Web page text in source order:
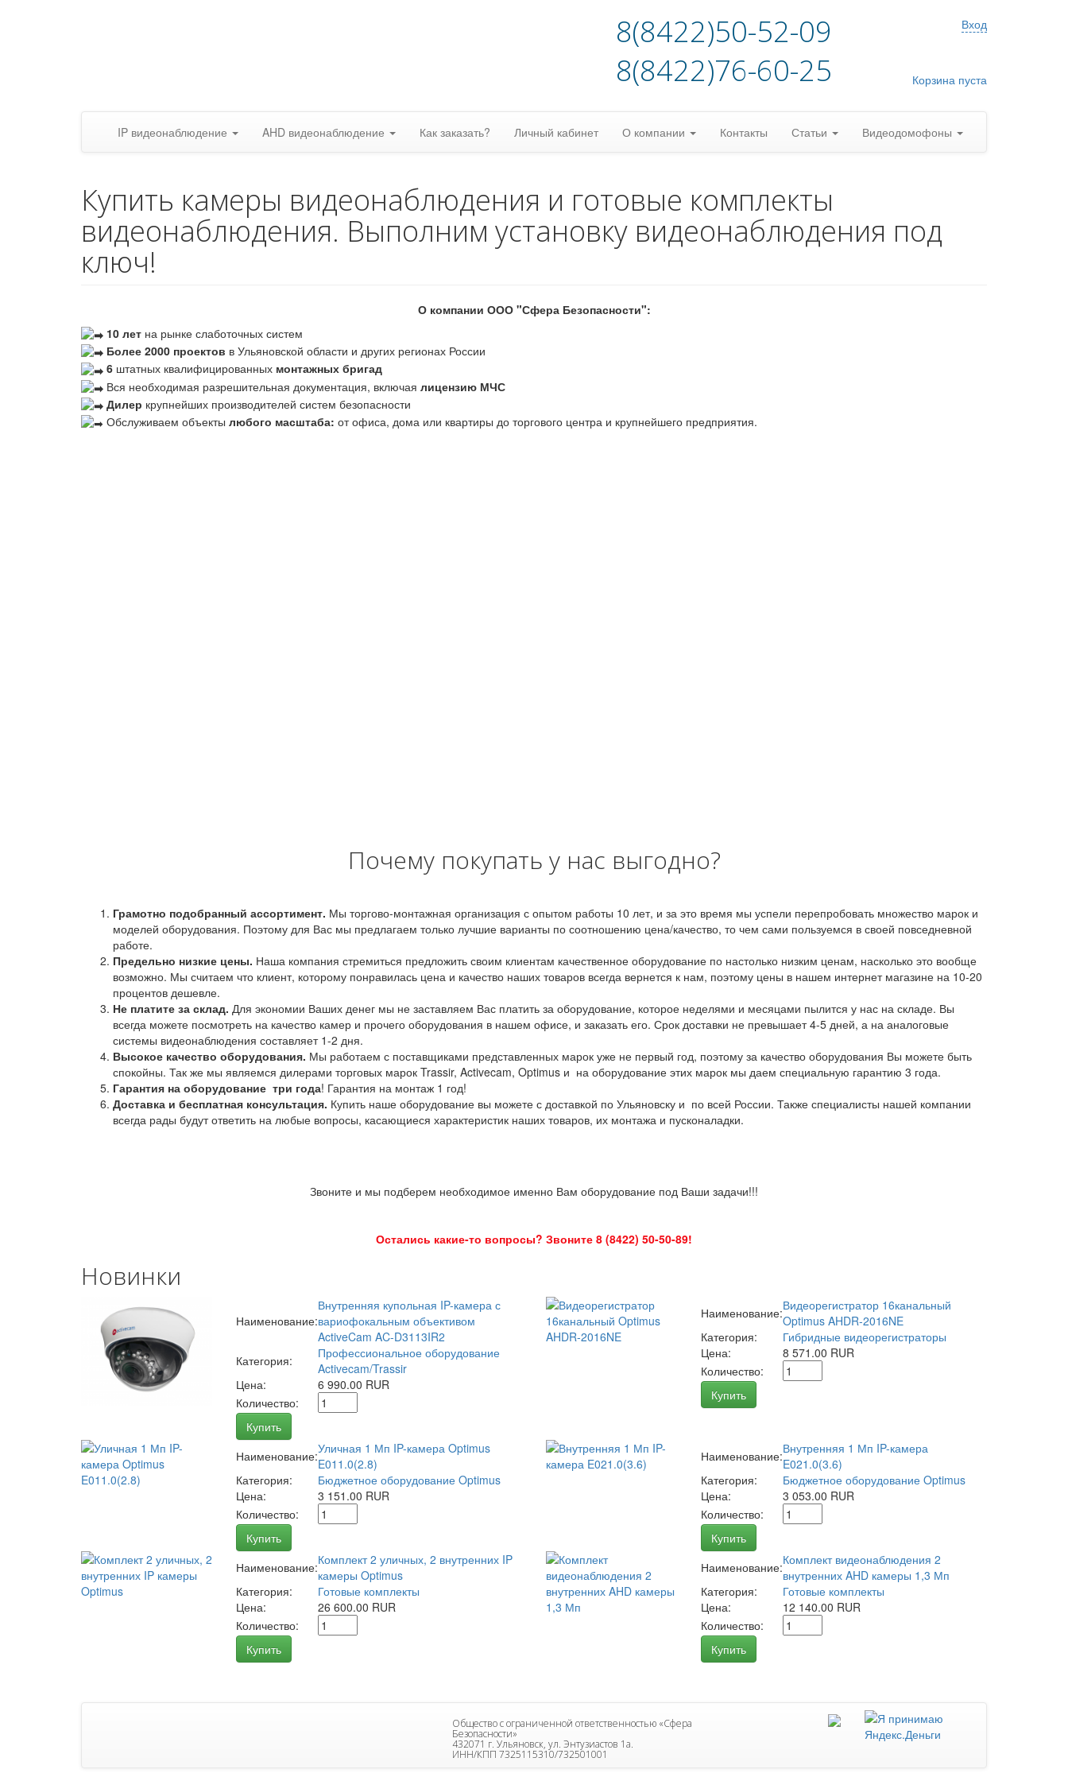
8(8422)50-52-09
8(8422)76-60-25
Вход
Корзина пуста
IP видеонаблюдение AHD видеонаблюдение Как заказать? Личный кабинет О компании Контакты Статьи Видеодомофоны
Купить камеры видеонаблюдения и готовые комплекты
видеонаблюдения. Выполним установку видеонаблюдения под
ключ!
О компании ООО "Сфера Безопасности":
10 лет на рынке слаботочных систем
Более 2000 проектов в Ульяновской области и других регионах России
6 штатных квалифицированных монтажных бригад
Вся необходимая разрешительная документация, включая лицензию МЧС
Дилер крупнейших производителей систем безопасности
Обслуживаем объекты любого масштаба: от офиса, дома или квартиры до торгового центра и крупнейшего предприятия.
Почему покупать у нас выгодно?
Грамотно подобранный ассортимент. Мы торгово-монтажная организация с опытом работы 10 лет, и за это время мы успели перепробовать множество марок и
моделей оборудования. Поэтому для Вас мы предлагаем только лучшие варианты по соотношению цена/качество, то чем сами пользуемся в своей повседневной
работе.
Предельно низкие цены. Наша компания стремиться предложить своим клиентам качественное оборудование по настолько низким ценам, насколько это вообще
возможно. Мы считаем что клиент, которому понравилась цена и качество наших товаров всегда вернется к нам, поэтому цены в нашем интернет магазине на 10-20
процентов дешевле.
Не платите за склад. Для экономии Ваших денег мы не заставляем Вас платить за оборудование, которое неделями и месяцами пылится у нас на складе. Вы
всегда можете посмотреть на качество камер и прочего оборудования в нашем офисе, и заказать его. Срок доставки не превышает 4-5 дней, а на аналоговые
системы видеонаблюдения составляет 1-2 дня.
Высокое качество оборудования. Мы работаем с поставщиками представленных марок уже не первый год, поэтому за качество оборудования Вы можете быть
спокойны. Так же мы являемся дилерами торговых марок Trassir, Activecam, Optimus и на оборудование этих марок мы даем специальную гарантию 3 года.
Гарантия на оборудование три года! Гарантия на монтаж 1 год!
Доставка и бесплатная консультация. Купить наше оборудование вы можете с доставкой по Ульяновску и по всей России. Также специалисты нашей компании
всегда рады будут ответить на любые вопросы, касающиеся характеристик наших товаров, их монтажа и пусконаладки.
Звоните и мы подберем необходимое именно Вам оборудование под Ваши задачи!!!
Остались какие-то вопросы? Звоните 8 (8422) 50-50-89!
Новинки
Наименование:
Внутренняя купольная IP-камера с
вариофокальным объективом
ActiveCam AC-D3113IR2
Категория:
Профессиональное оборудование
Activecam/Trassir
Цена:
6 990.00 RUR
Количество:
Купить
Наименование:Видеорегистратор 16канальный
Optimus AHDR-2016NE
Категория:
Гибридные видеорегистраторы
Цена:
8 571.00 RUR
Количество:
Купить
Наименование:Уличная 1 Мп IP-камера Optimus
E011.0(2.8)
Категория:
Бюджетное оборудование Optimus
Цена:
3 151.00 RUR
Количество:
Купить
Наименование:Внутренняя 1 Мп IP-камера
E021.0(3.6)
Категория:
Бюджетное оборудование Optimus
Цена:
3 053.00 RUR
Количество:
Купить
Наименование:Комплект 2 уличных, 2 внутренних IP
камеры Optimus
Категория:
Готовые комплекты
Цена:
26 600.00 RUR
Количество:
Купить
Наименование:Комплект видеонаблюдения 2
внутренних AHD камеры 1,3 Мп
Категория:
Готовые комплекты
Цена:
12 140.00 RUR
Количество:
Купить
Общество с ограниченной ответственностью «Сфера
Безопасности»
432071 г. Ульяновск, ул. Энтузиастов 1а.
ИНН/КПП 7325115310/732501001